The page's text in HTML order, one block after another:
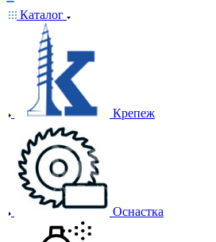
Каталог
Крепеж
Оснастка